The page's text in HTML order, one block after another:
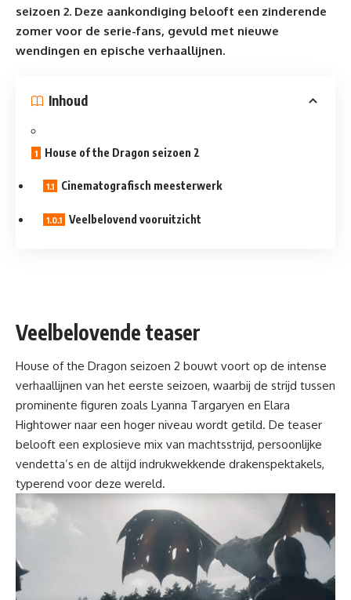
seizoen 2. Deze aankondiging belooft een zinderende
zomer voor de serie-fans, gevuld met nieuwe
wendingen en epische verhaallijnen.
Inhoud
House of the Dragon seizoen 2
Cinematografisch meesterwerk
Veelbelovend vooruitzicht
Veelbelovende teaser
House of the Dragon seizoen 2 bouwt voort op de intense
verhaallijnen van het eerste seizoen, waarbij de strijd tussen
prominente figuren zoals Lyanna Targaryen en Elara
Hightower naar een hoger niveau wordt getild. De teaser
belooft een explosieve mix van machtsstrijd, persoonlijke
vendetta’s en de altijd indrukwekkende drakenspektakels,
typerend voor deze wereld.